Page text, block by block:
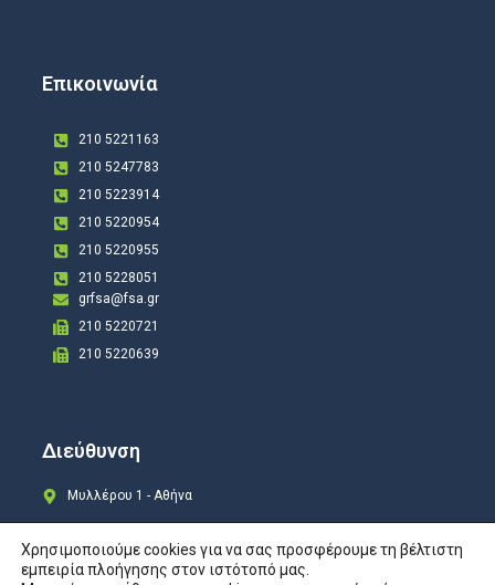
Επικοινωνία
210 5221163
210 5247783
210 5223914
210 5220954
210 5220955
210 5228051
grfsa@fsa.gr
210 5220721
210 5220639
Διεύθυνση
Μυλλέρου 1 - Αθήνα
Χρησιμοποιούμε cookies για να σας προσφέρουμε τη βέλτιστη
εμπειρία πλοήγησης στον ιστότοπό μας.